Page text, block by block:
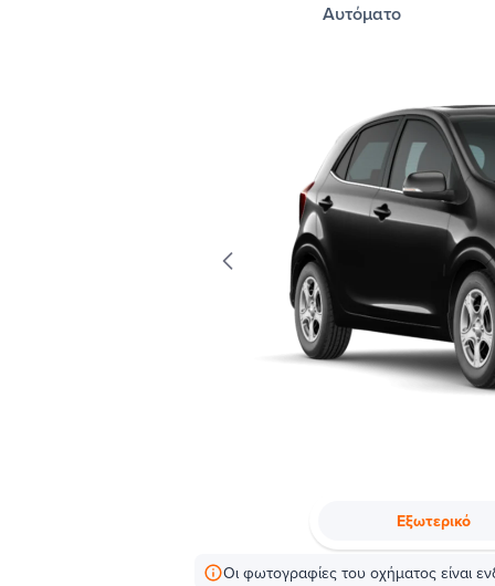
Αυτόματο
Εξωτερικό
Οι φωτογραφίες του οχήματος είναι